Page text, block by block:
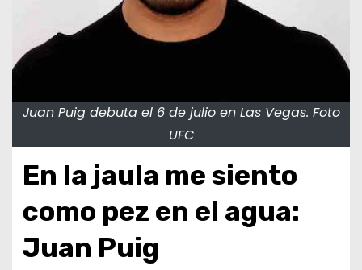
Juan Puig debuta el 6 de julio en Las Vegas. Foto
UFC
En la jaula me siento
como pez en el agua:
Juan Puig